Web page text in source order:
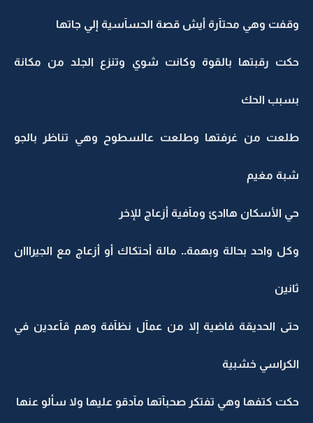
وقفت وهي محتآرة أيش قصة الحسآسية إلي جاتها
حكت رقبتها بالقوة وكانت شوي وتنزع الجلد من مكانة
بسبب الحك
طلعت من غرفتها وطلعت عالسطوح وهي تناظر بالجو
شبة مغيم
حي الأسكان هاادئ ومآفية أزعاج للإخر
وكل واحد بحالة وبهمة.. مالة أحتكاك أو أزعاج مع الجيرااان
ثانين
حتى الحديقة فاضية إلا من عمآل نظآفة وهم قآعدين في
الكراسي خشبية
حكت كتفها وهي تفتكر صحبآتها مآدقو عليها ولا سألو عنها